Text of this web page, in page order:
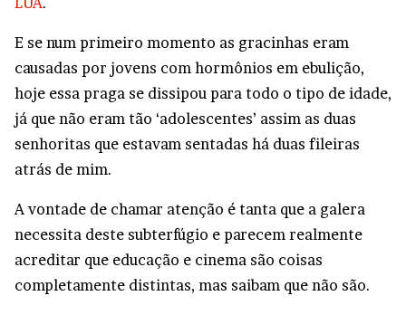
E se num primeiro momento as gracinhas eram
causadas por jovens com hormônios em ebulição,
hoje essa praga se dissipou para todo o tipo de idade,
já que não eram tão ‘adolescentes’ assim as duas
senhoritas que estavam sentadas há duas fileiras
atrás de mim.
A vontade de chamar atenção é tanta que a galera
necessita deste subterfúgio e parecem realmente
acreditar que educação e cinema são coisas
completamente distintas, mas saibam que não são.